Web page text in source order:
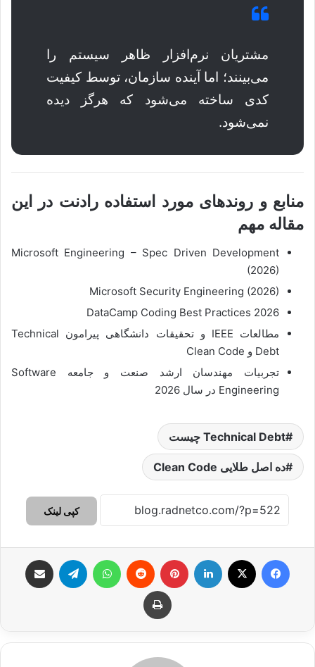
مشتریان نرم‌افزار ظاهر سیستم را
می‌بینند؛ اما آینده سازمان، توسط کیفیت
کدی ساخته می‌شود که هرگز دیده
نمی‌شود.
منابع و روندهای مورد استفاده رادنت در این
مقاله مهم
Microsoft Engineering – Spec Driven Development
(2026)
Microsoft Security Engineering (2026)
DataCamp Coding Best Practices 2026
مطالعات IEEE و تحقیقات دانشگاهی پیرامون Technical
Debt و Clean Code
تجربیات مهندسان ارشد صنعت و جامعه Software
Engineering در سال 2026
Technical Debt چیست
ده اصل طلایی Clean Code
کپی لینک
فیس بوک لینکدین ‫پین‌ترست ‫رددیت تلگرام
چاپ